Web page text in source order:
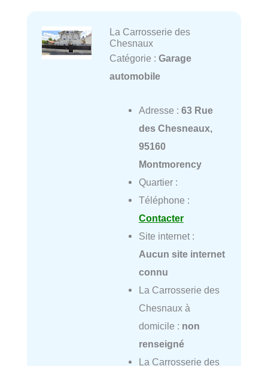
La Carrosserie des
Chesnaux
Catégorie : Garage
automobile
Adresse : 63 Rue
des Chesneaux,
95160
Montmorency
Quartier :
Téléphone :
Contacter
Site internet :
Aucun site internet
connu
La Carrosserie des
Chesnaux à
domicile : non
renseigné
La Carrosserie des